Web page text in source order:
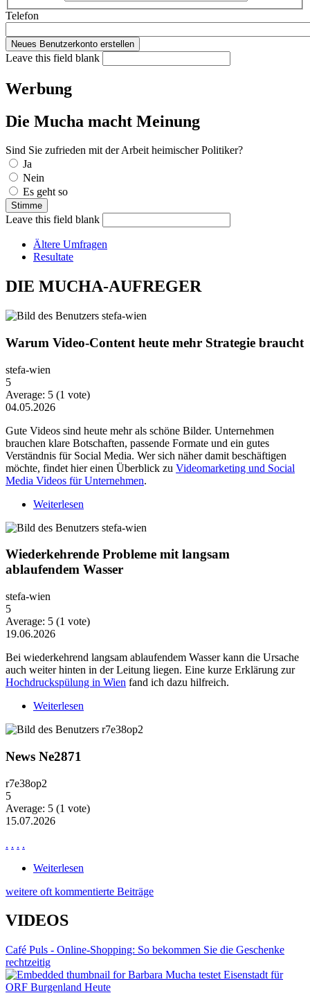
Telefon
Leave this field blank
Werbung
Die Mucha macht Meinung
Sind Sie zufrieden mit der Arbeit heimischer Politiker?
Auswahlmöglichkeiten
Ja
Nein
Es geht so
Leave this field blank
Ältere Umfragen
Resultate
DIE MUCHA-AUFREGER
Warum Video-Content heute mehr Strategie braucht
stefa-wien
5
Average: 5 (1 vote)
04.05.2026
Gute Videos sind heute mehr als schöne Bilder. Unternehmen
brauchen klare Botschaften, passende Formate und ein gutes
Verständnis für Social Media. Wer sich näher damit beschäftigen
möchte, findet hier einen Überblick zu Videomarketing und Social
Media Videos für Unternehmen.
Weiterlesen
Wiederkehrende Probleme mit langsam
ablaufendem Wasser
stefa-wien
5
Average: 5 (1 vote)
19.06.2026
Bei wiederkehrend langsam ablaufendem Wasser kann die Ursache
auch weiter hinten in der Leitung liegen. Eine kurze Erklärung zur
Hochdruckspülung in Wien fand ich dazu hilfreich.
Weiterlesen
News Ne2871
r7e38op2
5
Average: 5 (1 vote)
15.07.2026
. . . .
Weiterlesen
weitere oft kommentierte Beiträge
VIDEOS
Café Puls - Online-Shopping: So bekommen Sie die Geschenke
rechtzeitig